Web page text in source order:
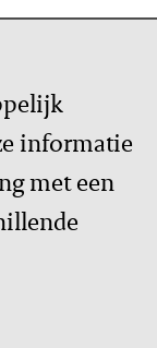
informatie
met een